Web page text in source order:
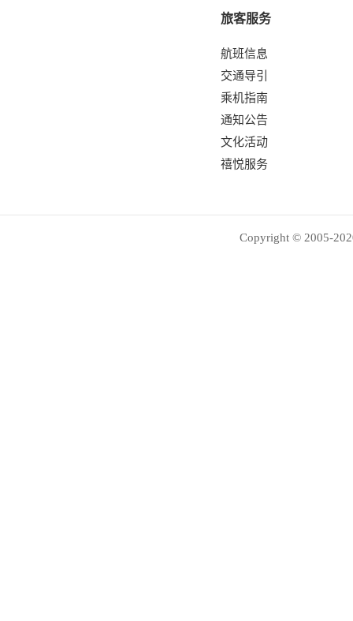
旅客服务
航班信息
交通导引
乘机指南
通知公告
文化活动
禧悦服务
Copyright © 2005-